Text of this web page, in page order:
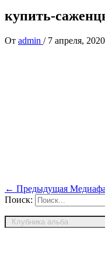
купить-
От admin / 7 апреля, 2020
← Предыдущая
Поиск: